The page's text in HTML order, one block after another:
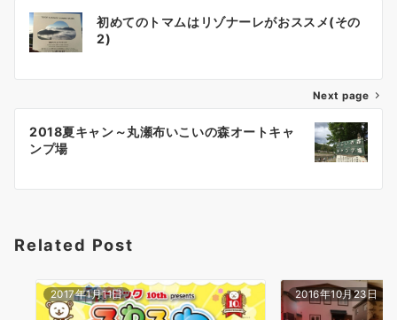
投
稿
ゲ
シ
ン
初めてのトマムはリゾナーレがおススメ(その
2)
Next page
2018夏キャン～丸瀬布いこいの森オートキャ
ンプ場
Related Post
2017年1月11日 2016年10月23日